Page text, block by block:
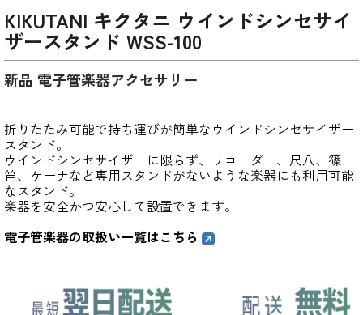
KIKUTANI キクタニ ウインドシンセサイ
ザースタンド WSS-100
新品 電子管楽器アクセサリー
折りたたみ可能で持ち運びが簡単なウインドシンセサイザー
スタンド。
ウインドシンセサイザーに限らず、リコーダー、尺八、篠
笛、ケーナなど専用スタンドがないような楽器にも利用可能
なスタンド。
楽器を安全かつ安心して設置できます。
電子管楽器の取扱い一覧はこちら